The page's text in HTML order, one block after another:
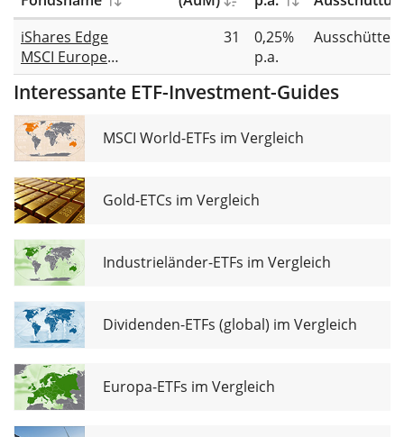
iShares Edge
MSCI Europe
Quality Factor
UCITS ETF EUR
(Dist)
31
0,25%
p.a.
Interessante ETF-Investment-Guides
MSCI World-ETFs im Vergleich
Gold-ETCs im Vergleich
Industrieländer-ETFs im Vergleich
Dividenden-ETFs (global) im Vergleich
Europa-ETFs im Vergleich